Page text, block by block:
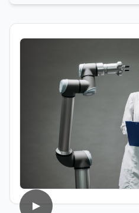
Scrittura.
interesse per il
Infatti, ha
ambiti distinti
lato l’analisi
indoeuropea,
narrazione
particolare
giornalismo
sempre
comunicazione
della sua
come addetto
▶